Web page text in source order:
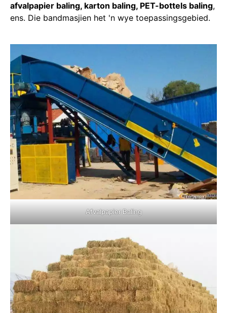
afvalpapier baling, karton baling, PET-bottels baling,
ens. Die bandmasjien het 'n wye toepassingsgebied.
Afvalpapier Baling